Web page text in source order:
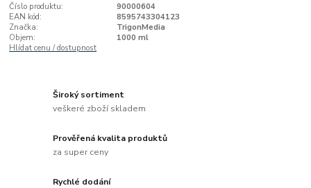
Číslo produktu:
90000604
EAN kód:
8595743304123
Značka:
TrigonMedia
Objem:
1000 ml
Hlídat cenu / dostupnost
Široký sortiment
veškeré zboží skladem
Prověřená kvalita produktů
za super ceny
Rychlé dodání